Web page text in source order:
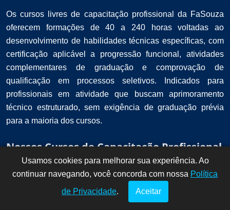
Os cursos livres de capacitação profissional da FaSouza
oferecem formações de 40 a 240 horas voltadas ao
desenvolvimento de habilidades técnicas específicas, com
certificação aplicável a progressão funcional, atividades
complementares de graduação e comprovação de
qualificação em processos seletivos. Indicados para
profissionais em atividade que buscam aprimoramento
técnico estruturado, sem exigência de graduação prévia
para a maioria dos cursos.
Nossos Cursos de Capacitação Profissional
!
Dúvidas? Fale
conosco por
aqui!
Usamos cookies para melhorar sua experiência. Ao
continuar navegando, você concorda com nossa Política
de Privacidade. Aceitar